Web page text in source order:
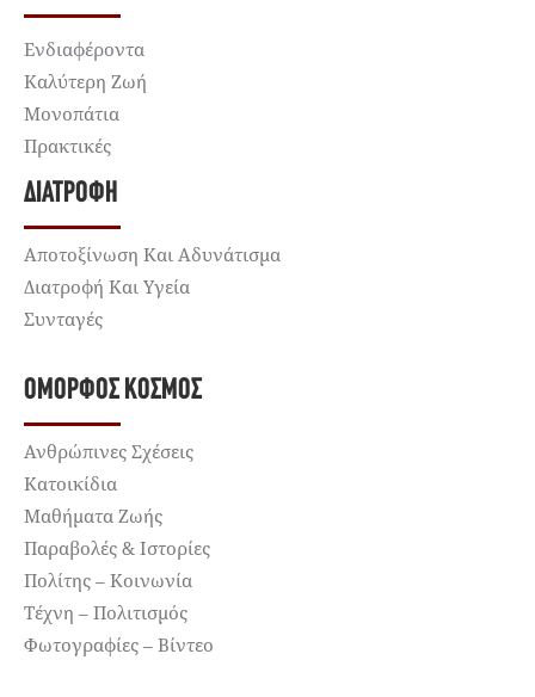
Ενδιαφέροντα
Καλύτερη Ζωή
Μονοπάτια
Πρακτικές
ΔΙΑΤΡΟΦΉ
Αποτοξίνωση Και Αδυνάτισμα
Διατροφή Και Υγεία
Συνταγές
ΌΜΟΡΦΟΣ ΚΌΣΜΟΣ
Ανθρώπινες Σχέσεις
Κατοικίδια
Μαθήματα Ζωής
Παραβολές & Ιστορίες
Πολίτης – Κοινωνία
Τέχνη – Πολιτισμός
Φωτογραφίες – Βίντεο